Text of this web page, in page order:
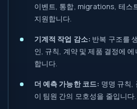
이벤트, 통합, migrations, 테
지원합니다.
기계적 작업 감소: 반복 구조를
인, 규칙, 계약 및 제품 결정에
합니다.
더 예측 가능한 코드: 명명 규칙,
이 팀원 간의 모호성을 줄입니다.